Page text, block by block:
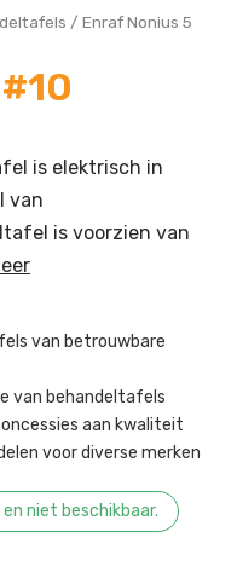
/ Enraf Nonius 5
is elektrisch in
van
is voorzien van
van betrouwbare
van behandeltafels
aan kwaliteit
voor diverse merken
niet beschikbaar.